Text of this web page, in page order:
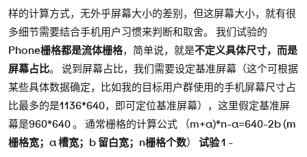
样的计算方式，无外乎屏幕大小的差别，但这屏幕大小，就有很
多细节需要结合手机用户习惯来判断和取舍。 我们试验的
Phone栅格都是流体栅格，简单说，就是不定义具体尺寸，而是
屏幕占比。 说到屏幕占比，我们需要设定基准屏幕（这个可根据
某些具体数据确定，比如我的目标用户群使用的手机屏幕尺寸占
比最多的是1136*640，即可定位基准屏幕），这里假定基准屏
幕是960*640 。 通常栅格的计算公式 （m+a)*n-a=640-2b (m
栅格宽；a 槽宽；b 留白宽；n栅格个数） 试验 1 -